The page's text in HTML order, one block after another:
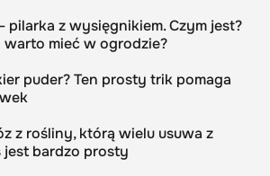
pilarka z wysięgnikiem. Czym jest?
warto mieć w ogrodzie?
puder? Ten prosty trik pomaga
z rośliny, którą wielu usuwa z
jest bardzo prosty